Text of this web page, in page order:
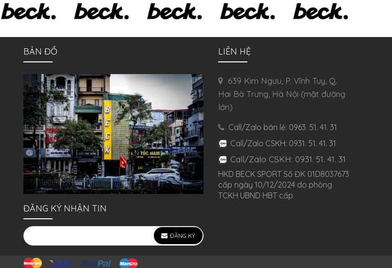
BẢN ĐỒ
ĐĂNG KÝ NHẬN TIN
ĐĂNG KÝ
LIÊN HỆ
639 Kim Ngưu, P. Vĩnh Tuy, Q.
Hai Bà Trưng, Hà Nội (mặt đường
lớn)
Call/Zalo bán lẻ: 0963. 51. 41. 31
Call/Zalo CSKH: 0931. 51. 41. 31
Call/Zalo CSKH: 0931. 51. 41. 31
HKD BECK SPORT Số ĐK 01D8037673
cấp ngày 10/12/2024 do phòng
TCKH UBND HBT cấp